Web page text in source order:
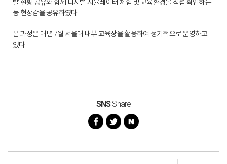
발 현황 공유와 함께 디지털 시뮬레이터 체험 및 교육환경을 직접 확인하는
등 현장감을 공유하였다.
본 과정은 매년 7월 서울대 내부 교육장을 활용하여 정기적으로 운영하고
있다.
SNSShare